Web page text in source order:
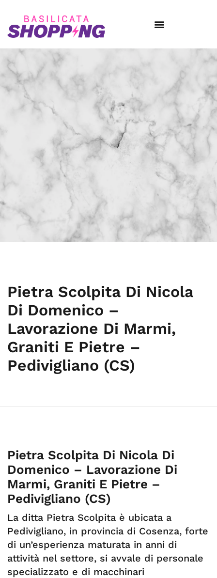
Pietra Scolpita Di Nicola
Di Domenico –
Lavorazione Di Marmi,
Graniti E Pietre –
Pedivigliano (CS)
Pietra Scolpita Di Nicola Di
Domenico – Lavorazione Di
Marmi, Graniti E Pietre –
Pedivigliano (CS)
La ditta Pietra Scolpita è ubicata a
Pedivigliano, in provincia di Cosenza, forte
di un’esperienza maturata in anni di
attività nel settore, si avvale di personale
specializzato e di macchinari